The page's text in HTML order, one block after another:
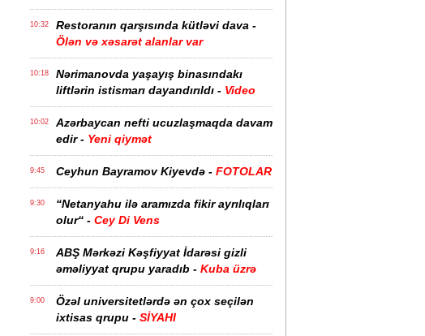
10:32
Restoranın qarşısında kütləvi dava -
Ölən və xəsarət alanlar var
10:18
Nərimanovda yaşayış binasındakı
liftlərin istismarı dayandırıldı - Video
10:02
Azərbaycan nefti ucuzlaşmaqda davam
edir - Yeni qiymət
9:45 Ceyhun Bayramov Kiyevdə - FOTOLAR
9:30
“Netanyahu ilə aramızda fikir ayrılıqları
olur“ - Cey Di Vens
9:16
ABŞ Mərkəzi Kəşfiyyat İdarəsi gizli
əməliyyat qrupu yaradıb - Kuba üzrə
9:00
Özəl universitetlərdə ən çox seçilən
ixtisas qrupu - SİYAHI